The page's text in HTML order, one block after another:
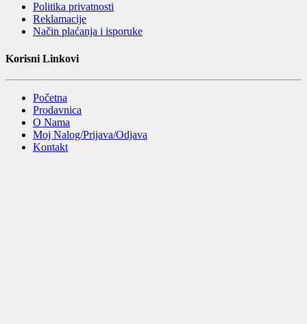
Politika privatnosti
Reklamacije
Način plaćanja i isporuke
Korisni Linkovi
Početna
Prodavnica
O Nama
Moj Nalog/Prijava/Odjava
Kontakt